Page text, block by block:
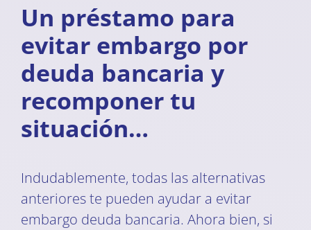
Un préstamo para
evitar embargo por
deuda bancaria y
recomponer tu
situación…
Indudablemente, todas las alternativas
anteriores te pueden ayudar a evitar
embargo deuda bancaria. Ahora bien, si